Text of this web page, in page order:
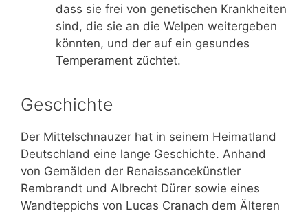
dass sie frei von genetischen Krankheiten
sind, die sie an die Welpen weitergeben
könnten, und der auf ein gesundes
Temperament züchtet.
Geschichte
Der Mittelschnauzer hat in seinem Heimatland
Deutschland eine lange Geschichte. Anhand
von Gemälden der Renaissancekünstler
Rembrandt und Albrecht Dürer sowie eines
Wandteppichs von Lucas Cranach dem Älteren